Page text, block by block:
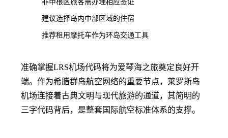
非申根区旅客需办理相应签证
建议选择岛内中部区域的住宿
推荐租用摩托车作为环岛交通工具
准确掌握LRS机场代码将为爱琴海之旅奠定良好开
端。作为希腊群岛航空网络的重要节点，莱罗斯岛
机场连接着古典文明与现代旅游的通道，其简明的
三字代码背后，是整套国际航空标准体系的支撑。